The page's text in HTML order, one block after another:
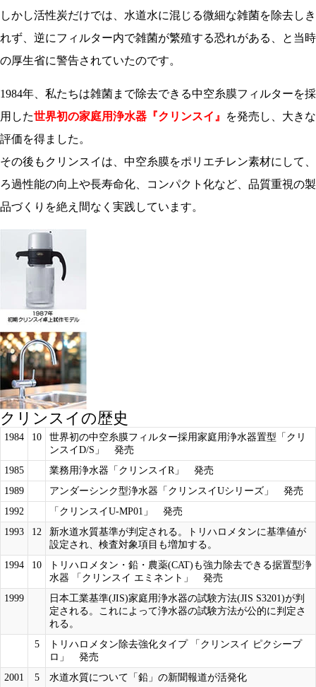
しかし活性炭だけでは、水道水に混じる微細な雑菌を除去しき
れず、逆にフィルター内で雑菌が繁殖する恐れがある、と当時
の厚生省に警告されていたのです。
1984年、私たちは雑菌まで除去できる中空糸膜フィルターを採
用した世界初の家庭用浄水器『クリンスイ』
を発売し、大きな
評価を得ました。
その後もクリンスイは、中空糸膜をポリエチレン素材にして、
ろ過性能の向上や長寿命化、コンパクト化など、品質重視の製
品づくりを絶え間なく実践しています。
クリンスイの歴史
1984 10
世界初の中空糸膜フィルター採用家庭用浄水器置型「クリ
ンスイD/S」 発売
1985
業務用浄水器「クリンスイR」 発売
1989
アンダーシンク型浄水器「クリンスイUシリーズ」 発売
1992
「クリンスイU-MP01」 発売
1993
12
新水道水質基準が判定される。トリハロメタンに基準値が
設定され、検査対象項目も増加する。
1994
10
トリハロメタン・鉛・農薬(CAT)も強力除去できる据置型浄
水器 「クリンスイ エミネント」 発売
1999
日本工業基準(JIS)家庭用浄水器の試験方法(JIS S3201)が判
定される。これによって浄水器の試験方法が公的に判定さ
れる。
5
トリハロメタン除去強化タイプ 「クリンスイ ピクシープ
ロ」 発売
2001
5
水道水質について「鉛」の新聞報道が活発化